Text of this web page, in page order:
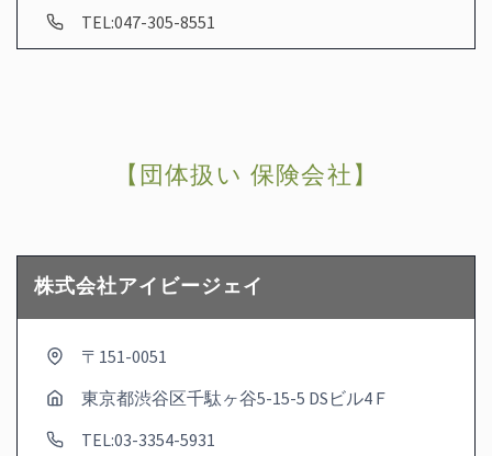
TEL:047-305-8551
【団体扱い 保険会社】
株式会社アイビージェイ
〒151-0051
東京都渋谷区千駄ヶ谷5-15-5 DSビル4Ｆ
TEL:03-3354-5931